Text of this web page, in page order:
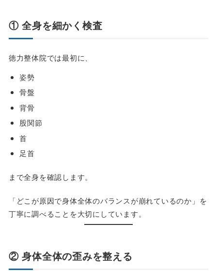
① 全身を細かく検査
徳力整体院では最初に、
姿勢
骨盤
背骨
股関節
首
足首
まで全身を確認します。
「どこが原因で身体全体のバランスが崩れているのか」を
丁寧に調べることを大切にしています。
② 身体全体の歪みを整える